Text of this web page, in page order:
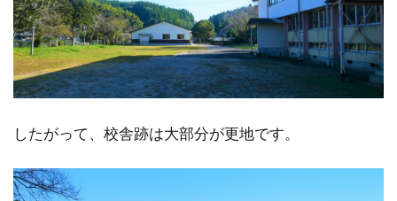
したがって、校舎跡は大部分が更地です。